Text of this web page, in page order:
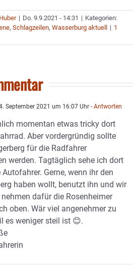
| Do. 9.9.2021 - 14:31 | Kategorien:
,Schlagzeilen,Wasserburg aktuell | 1
September 2021 um 16:07 Uhr - Antworten
momentan etwas tricky dort
Aber vordergründig sollte
für die Radfahrer
werden. Tagtäglich sehe ich dort
Gerne, wenn ihr den
haben wollt, benutzt ihn und wir
dafür die Rosenheimer
oben. Wär viel angenehmer zu
es weniger steil ist 😊.